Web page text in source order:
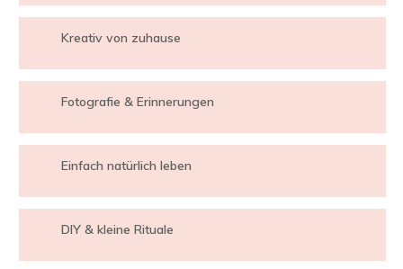
Kreativ von zuhause
Fotografie & Erinnerungen
Einfach natürlich leben
DIY & kleine Rituale